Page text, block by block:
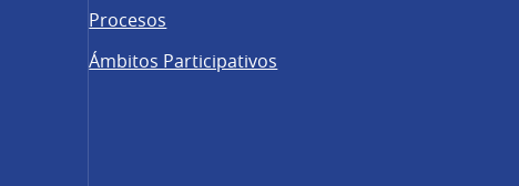
en una pestaña nueva)
Procesos
Ámbitos Participativos